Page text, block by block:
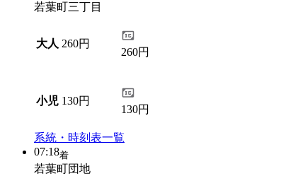
若葉町三丁目
大人 260円
260円
小児 130円
130円
系統・時刻表一覧
07:18着
若葉町団地